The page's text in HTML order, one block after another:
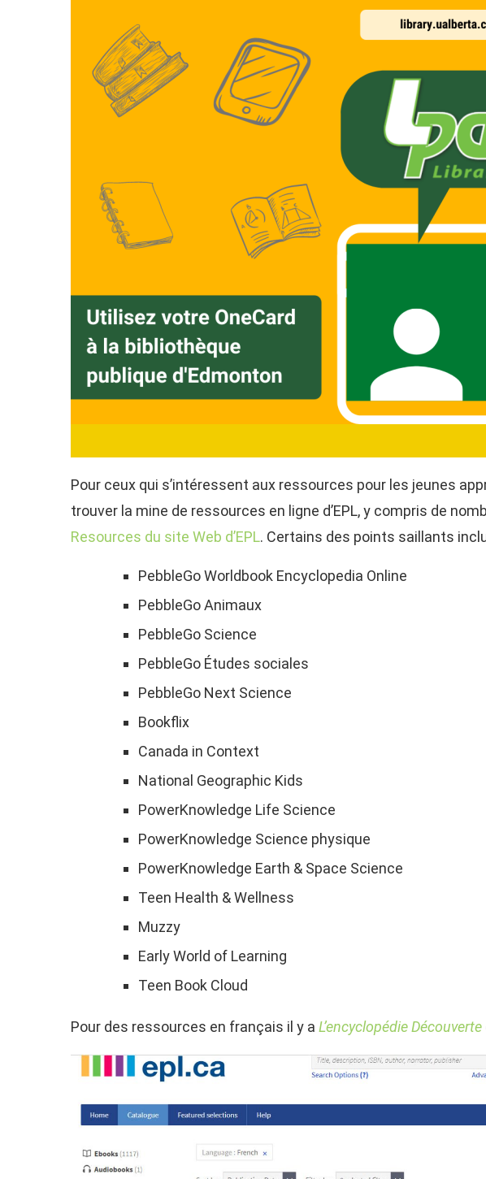
Pour ceux qui s’intéressent aux ressources pour les jeunes
trouver la mine de ressources en ligne d’EPL, y compris de
Resources du site Web d’EPL. Certains des points saillants
PebbleGo Worldbook Encyclopedia Online
PebbleGo Animaux
PebbleGo Science
PebbleGo Études sociales
PebbleGo Next Science
Bookflix
Canada in Context
National Geographic Kids
PowerKnowledge Life Science
PowerKnowledge Science physique
PowerKnowledge Earth & Space Science
Teen Health & Wellness
Muzzy
Early World of Learning
Teen Book Cloud
Pour des ressources en français il y a L’encyclopédie Découverte